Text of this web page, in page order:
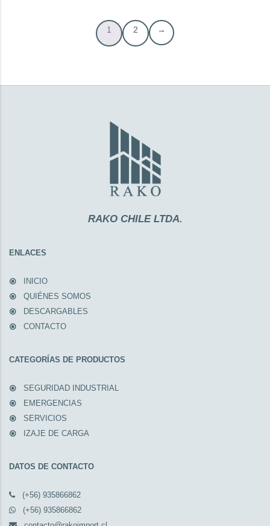
1 2 →
RAKO CHILE LTDA.
ENLACES
INICIO
QUIÉNES SOMOS
DESCARGABLES
CONTACTO
CATEGORÍAS DE PRODUCTOS
SEGURIDAD INDUSTRIAL
EMERGENCIAS
SERVICIOS
IZAJE DE CARGA
DATOS DE CONTACTO
(+56) 935866862
(+56) 935866862